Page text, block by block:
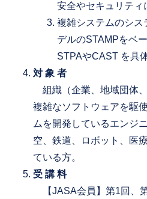
安全やセキュリティ
複雑システムのシス
デルのSTAMPをベ
STPAやCAST を具
対 象 者
組織（企業、地域団体
複雑なソフトウェアを駆
ムを開発しているエンジ
空、鉄道、ロボット、医
ている方。
受 講 料
【JASA会員】第1回、